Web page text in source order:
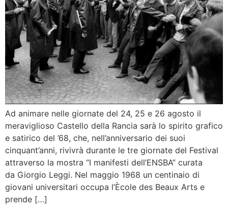
Ad animare nelle giornate del 24, 25 e 26 agosto il
meraviglioso Castello della Rancia sarà lo spirito grafico
e satirico del ’68, che, nell’anniversario dei suoi
cinquant’anni, rivivrà durante le tre giornate del Festival
attraverso la mostra “I manifesti dell’ENSBA” curata
da Giorgio Leggi. Nel maggio 1968 un centinaio di
giovani universitari occupa l’Ècole des Beaux Arts e
prende […]